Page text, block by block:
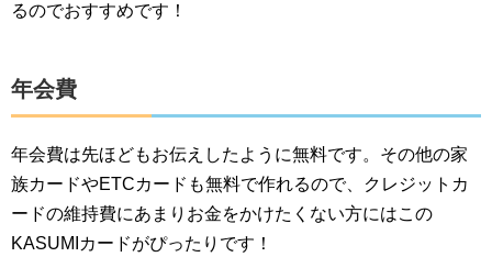
るのでおすすめです！
年会費
年会費は先ほどもお伝えしたように無料です。その他の家
族カードやETCカードも無料で作れるので、クレジットカ
ードの維持費にあまりお金をかけたくない方にはこの
KASUMIカードがぴったりです！